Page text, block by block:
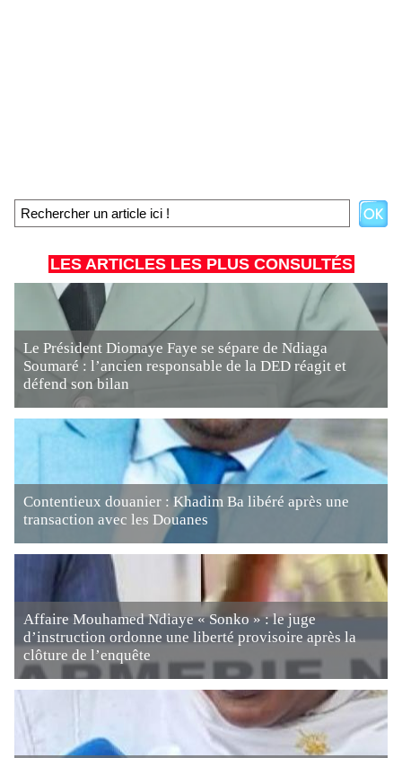
LES ARTICLES LES PLUS CONSULTÉS
Le Président Diomaye Faye se sépare de Ndiaga
Soumaré : l’ancien responsable de la DED réagit et
défend son bilan
Contentieux douanier : Khadim Ba libéré après une
transaction avec les Douanes
Affaire Mouhamed Ndiaye « Sonko » : le juge
d’instruction ordonne une liberté provisoire après la
clôture de l’enquête